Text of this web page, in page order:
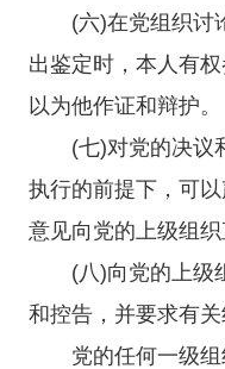
(六)在党组织讨
出鉴定时，本人有
以为他作证和辩护。
(七)对党的决议
执行的前提下，可
意见向党的上级组织
(八)向党的上级
和控告，并要求有关
党的任何一级